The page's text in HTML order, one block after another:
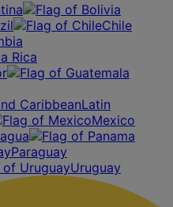
Chile
Rica
Latin
Mexico
Paraguay
Uruguay